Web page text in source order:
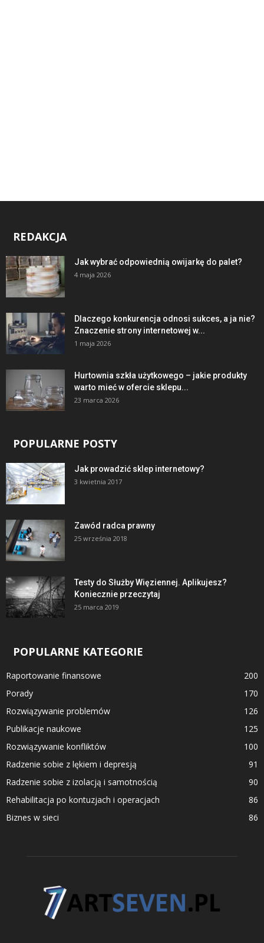
REDAKCJA
Jak wybrać odpowiednią owijarkę do palet?
4 maja 2026
Dlaczego konkurencja odnosi sukces, a ja nie?
Znaczenie strony internetowej w...
1 maja 2026
Hurtownia szkła użytkowego – jakie produkty
warto mieć w ofercie sklepu...
23 marca 2026
POPULARNE POSTY
Jak prowadzić sklep internetowy?
3 kwietnia 2017
Zawód radca prawny
25 września 2018
Testy do Służby Więziennej. Aplikujesz?
Koniecznie przeczytaj
25 marca 2019
POPULARNE KATEGORIE
Raportowanie finansowe
200
Porady
170
Rozwiązywanie problemów
126
Publikacje naukowe
125
Rozwiązywanie konfliktów
100
Radzenie sobie z lękiem i depresją
91
Radzenie sobie z izolacją i samotnością
90
Rehabilitacja po kontuzjach i operacjach
86
Biznes w sieci
86